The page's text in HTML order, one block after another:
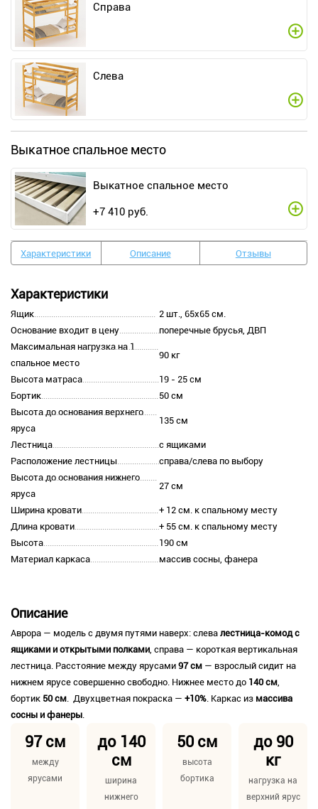
Справа
Слева
Выкатное спальное место
Выкатное спальное место
+7 410 руб.
Характеристики Описание Отзывы
Характеристики
Ящик
2 шт., 65х65 см.
Основание входит в цену
поперечные брусья, ДВП
Максимальная нагрузка на 1
спальное место
90 кг
Высота матраса
19 - 25 см
Бортик
50 см
Высота до основания верхнего
яруса
135 см
Лестница
с ящиками
Расположение лестницы
справа/слева по выбору
Высота до основания нижнего
яруса
27 см
Ширина кровати
+ 12 см. к спальному месту
Длина кровати
+ 55 см. к спальному месту
Высота
190 см
Материал каркаса
массив сосны, фанера
Описание
Аврора — модель с двумя путями наверх: слева лестница-комод с
ящиками и открытыми полками, справа — короткая вертикальная
лестница. Расстояние между ярусами 97 см — взрослый сидит на
нижнем ярусе совершенно свободно. Нижнее место до 140 см,
бортик 50 см. Двухцветная покраска — +10%. Каркас из массива
сосны и фанеры.
97 см
между
ярусами
до 140
см
ширина
нижнего
50 см
высота
бортика
до 90
кг
нагрузка на
верхний ярус